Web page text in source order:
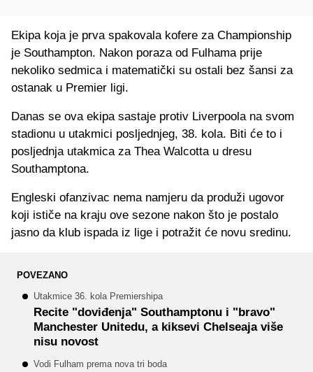
Ekipa koja je prva spakovala kofere za Championship
je Southampton. Nakon poraza od Fulhama prije
nekoliko sedmica i matematički su ostali bez šansi za
ostanak u Premier ligi.
Danas se ova ekipa sastaje protiv Liverpoola na svom
stadionu u utakmici posljednjeg, 38. kola. Biti će to i
posljednja utakmica za Thea Walcotta u dresu
Southamptona.
Engleski ofanzivac nema namjeru da produži ugovor
koji ističe na kraju ove sezone nakon što je postalo
jasno da klub ispada iz lige i potražit će novu sredinu.
POVEZANO
Utakmice 36. kola Premiershipa
Recite "doviđenja" Southamptonu i "bravo"
Manchester Unitedu, a kiksevi Chelseaja više
nisu novost
Vodi Fulham prema nova tri boda